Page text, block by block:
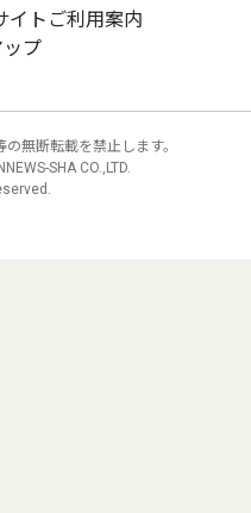
イトご利用案内
プ
無断転載を禁止します。
SHA CO.,LTD.